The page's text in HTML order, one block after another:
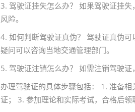
3. 驾驶证挂失怎么办？ 如果驾驶证挂
风险。
4. 如何判断驾驶证真伪？ 驾驶证真伪
疑问可以咨询当地交通管理部门。
5. 驾驶证注销怎么办？ 如需注销驾驶
办理驾驶证的具体步骤包括： 1. 准备
证； 3. 参加理论和实际考试，合格后领